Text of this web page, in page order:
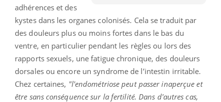
adhérences et des
kystes dans les organes colonisés. Cela se traduit par
des douleurs plus ou moins fortes dans le bas du
ventre, en particulier pendant les règles ou lors des
rapports sexuels, une fatigue chronique, des douleurs
dorsales ou encore un syndrome de l’intestin irritable.
Chez certaines, "l'endométriose peut passer inaperçue et
être sans conséquence sur la fertilité. Dans d'autres cas,